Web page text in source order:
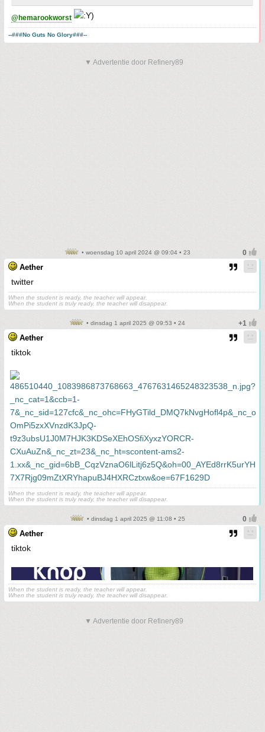
@hemarookworst
--###No Guts No Glory###--
▼ Advertentie door Refinery89
• woensdag 10 april 2024 @ 09:04 • 23
Aether
twitter
When the student is ready, the teacher will appear.
When the student is truly ready, the teacher will disappear.
• dinsdag 1 april 2025 @ 09:53 • 24
Aether
tiktok
When the student is ready, the teacher will appear.
When the student is truly ready, the teacher will disappear.
• dinsdag 1 april 2025 @ 11:08 • 25
Aether
tiktok
When the student is ready, the teacher will appear.
When the student is truly ready, the teacher will disappear.
▼ Advertentie door Refinery89